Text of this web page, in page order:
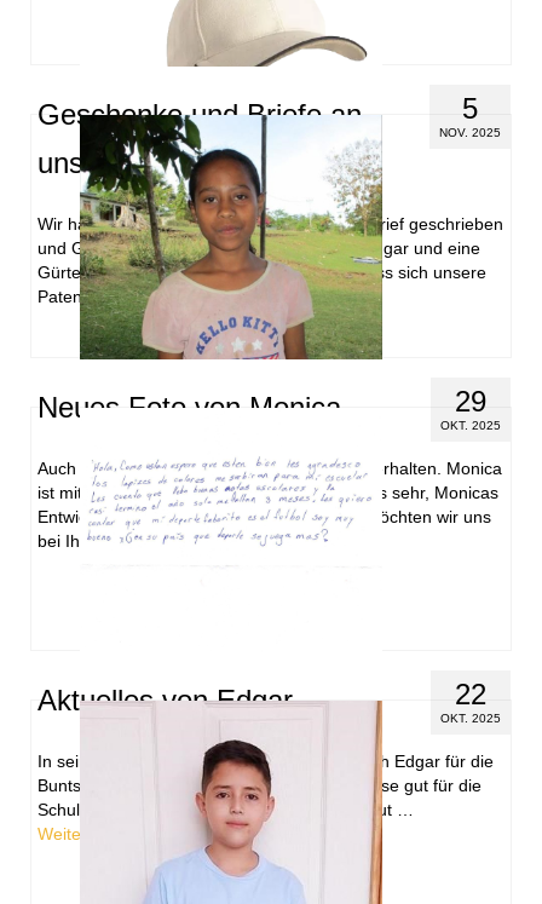
5
NOV. 2025
Geschenke und Briefe an
unsere Patenkinder
Wir haben Edgar und Monica jeweils einen Brief geschrieben
und Geschenke zugeschickt. Eine Cap für Edgar und eine
Gürteltasche für Monica. Wir hoffen sehr, dass sich unsere
Patenkinder freuen werden.
29
OKT. 2025
Neues Foto von Monica
Auch von Monica haben wir ein neues Foto erhalten. Monica
ist mittlerweile 11 Jahre alt und wir freuen uns sehr, Monicas
Entwicklung mitzuerleben. Darüber hinaus möchten wir uns
bei Ihnen …Weiterlesen
22
OKT. 2025
Aktuelles von Edgar
In seinem aktuellen Brief an uns, bedankt sich Edgar für die
Buntstifte, die wir ihm schenkten. Er kann diese gut für die
Schule gebrauchen, schreibt er. Er ist sehr gut …
Weiterlesen